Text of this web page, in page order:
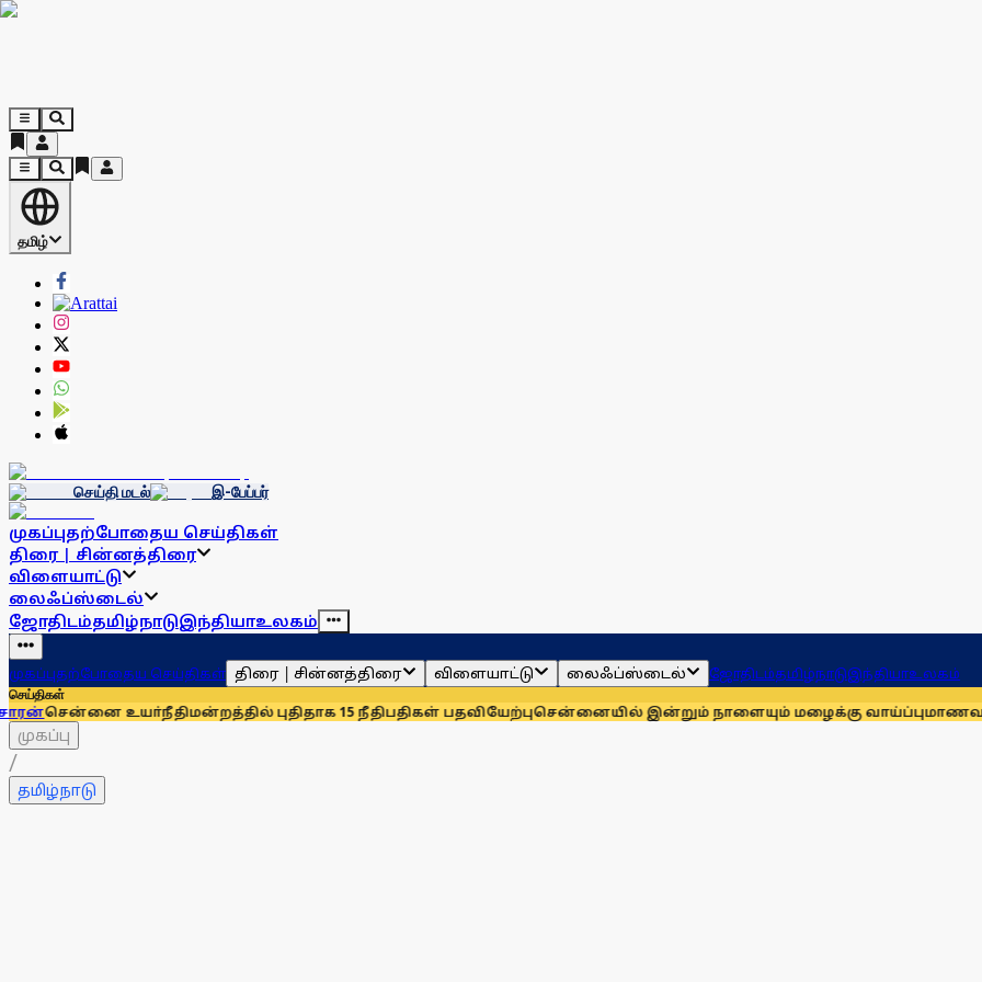
தமிழ்
செய்தி மடல் இ-பேப்பர்
முகப்புதற்போதைய செய்திகள்
திரை | சின்னத்திரை
விளையாட்டு
லைஃப்ஸ்டைல்
ஜோதிடம்தமிழ்நாடுஇந்தியாஉலகம்
முகப்புதற்போதைய செய்திகள் திரை | சின்னத்திரை விளையாட்டு லைஃப்ஸ்டைல் ஜோதிடம்தமிழ்நாடுஇந்தியாஉலகம்
செய்திகள்
உயா்நீதிமன்றத்தில் புதிதாக 15 நீதிபதிகள் பதவியேற்புசென்னையில் இன்றும் நாளையும் மழைக்கு வாய்ப்புமாணவர்களுக்காக
முகப்பு
/
தமிழ்நாடு